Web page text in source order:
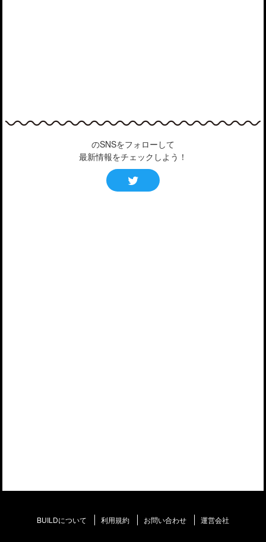
のSNSをフォローして
最新情報をチェックしよう！
BUILDについて 利用規約 お問い合わせ 運営会社